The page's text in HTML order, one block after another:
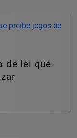
de lei que